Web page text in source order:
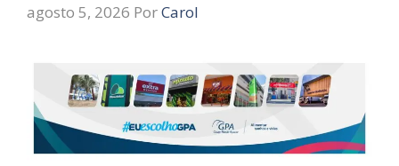
agosto 5, 2026 PorCarol